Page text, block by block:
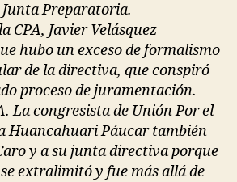
Preparatoria.
CPA, Javier Velásquez
hubo un exceso de formalismo
de la directiva, que conspiró
proceso de juramentación.
La congresista de Unión Por el
Huancahuari Páucar también
y a su junta directiva porque
extralimitó y fue más allá de